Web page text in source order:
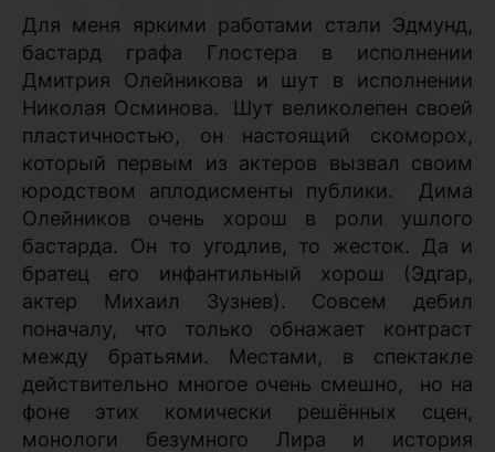
Для меня яркими работами стали Эдмунд,
бастард графа Глостера в исполнении
Дмитрия Олейникова и шут в исполнении
Николая Осминова.
Шут великолепен своей
пластичностью, он настоящий скоморох,
который первым из актеров вызвал своим
юродством аплодисменты публики.
Дима
Олейников очень хорош в роли ушлого
бастарда. Он то угодлив, то жесток. Да и
братец его инфантильный хорош (Эдгар,
актер Михаил Зузнев). Совсем дебил
поначалу, что только обнажает контраст
между братьями. Местами, в спектакле
действительно многое очень смешно,
но на
фоне этих комически решённых сцен,
монологи безумного Лира и история